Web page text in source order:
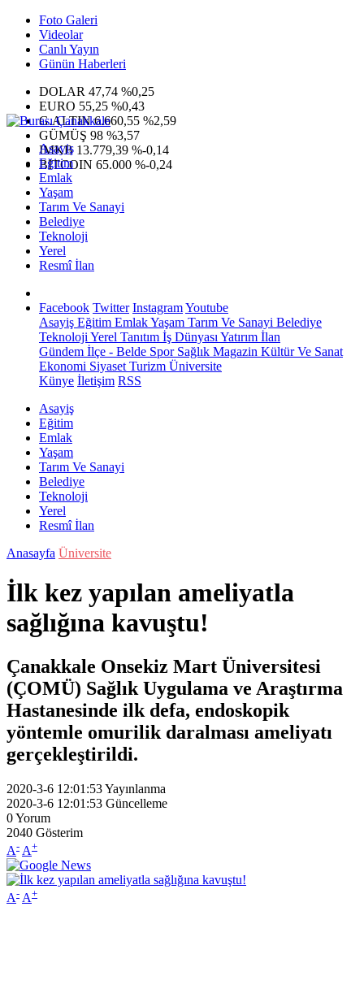
Foto Galeri
Videolar
Canlı Yayın
Günün Haberleri
DOLAR 47,74 %0,25
EURO 55,25 %0,43
G.ALTIN6.660,55 %2,59
GÜMÜŞ 98 %3,57
IMKB 13.779,39 %-0,14
BITCOIN 65.000 %-0,24
Asayiş
Eğitim
Emlak
Yaşam
Tarım Ve Sanayi
Belediye
Teknoloji
Yerel
Resmî İlan
Facebook Twitter InstagramYoutube
Asayiş Eğitim EmlakYaşam Tarım Ve Sanayi Belediye
Teknoloji Yerel Tanıtım İş Dünyası Yatırım İlan
Gündem İlçe - Belde SporSağlık Magazin Kültür Ve Sanat
Ekonomi Siyaset Turizm Üniversite
Künye İletişim RSS
Asayiş
Eğitim
Emlak
Yaşam
Tarım Ve Sanayi
Belediye
Teknoloji
Yerel
Resmî İlan
Anasayfa Üniversite
İlk kez yapılan ameliyatla
sağlığına kavuştu!
Çanakkale Onsekiz Mart Üniversitesi
(ÇOMÜ) Sağlık Uygulama ve Araştırma
Hastanesinde ilk defa, endoskopik
yöntemle omurilik daralması ameliyatı
gerçekleştirildi.
2020-3-6 12:01:53Yayınlanma
2020-3-6 12:01:53 Güncelleme
0Yorum
2040 Gösterim
A- A+
A- A+